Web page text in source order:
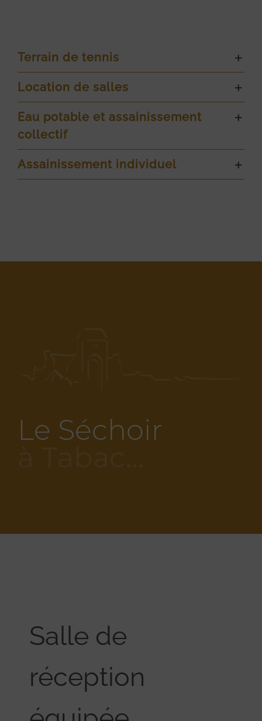
Terrain de tennis
Location de salles
Eau potable et assainissement
collectif
Assainissement individuel
Le Séchoir
Salle de
réception